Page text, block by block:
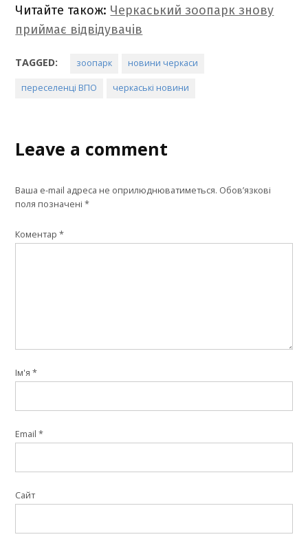
Читайте також: Черкаський зоопарк знову
приймає відвідувачів
TAGGED: зоопарк новини черкаси
переселенці ВПО черкаські новини
Leave a comment
Ваша e-mail адреса не оприлюднюватиметься. Обов’язкові
поля позначені*
Коментар*
Ім'я*
Email*
Сайт